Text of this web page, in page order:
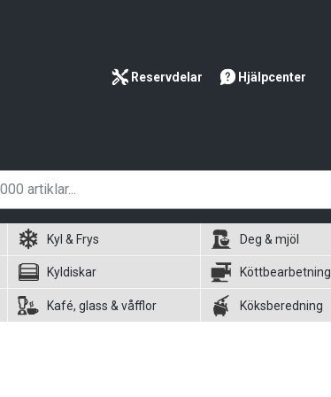
Reservdelar Hjälpcenter
Kyl & Frys Deg & mjöl
Kyldiskar Köttbearbetning
Kafé, glass & våfflor Köksberedning